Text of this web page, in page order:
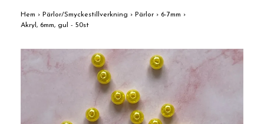
Hem › Pärlor/Smyckestillverkning › Pärlor › 6-7mm ›
Akryl, 6mm, gul - 50st